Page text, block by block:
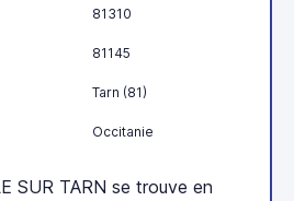
81310
81145
Tarn (81)
Occitanie
SUR TARN se trouve en